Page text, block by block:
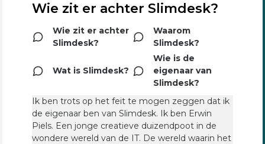
Wie zit er achter Slimdesk?
Wie zit er achter
Slimdesk?
Waarom
Slimdesk?
Wat is Slimdesk?
Wie is de
eigenaar van
Slimdesk?
Ik ben trots op het feit te mogen zeggen dat ik
de eigenaar ben van Slimdesk. Ik ben Erwin
Piels. Een jonge creatieve duizendpoot in de
wondere wereld van de IT. De wereld waarin het